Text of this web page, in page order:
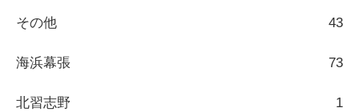
その他 43
海浜幕張 73
北習志野 1